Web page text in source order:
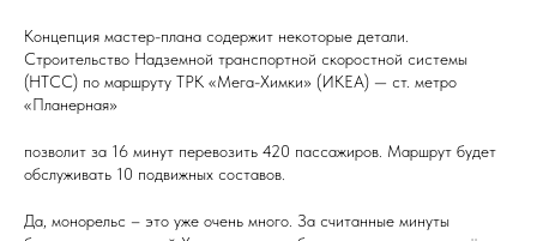
Концепция мастер-плана содержит некоторые детали.
Строительство Надземной транспортной скоростной системы
(НТСС) по маршруту ТРК «Мега-Химки» (ИКЕА) — ст. метро
«Планерная»
позволит за 16 минут перевозить 420 пассажиров. Маршрут будет
обслуживать 10 подвижных составов.
Да, монорельс – это уже очень много. За считанные минуты